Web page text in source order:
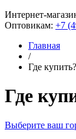
Интернет-
Оптовикам: +7
Главная
/
Где купить?
Где
Выберите ваш